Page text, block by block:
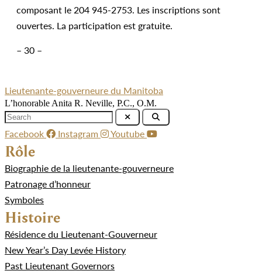
composant le 204 945-2753. Les inscriptions sont
ouvertes. La participation est gratuite.
– 30 –
Lieutenante-gouverneure du Manitoba
L’honorable Anita R. Neville, P.C., O.M.
Facebook Instagram Youtube
Rôle
Biographie de la lieutenante-gouverneure
Patronage d’honneur
Symboles
Histoire
Résidence du Lieutenant-Gouverneur
New Year’s Day Levée History
Past Lieutenant Governors